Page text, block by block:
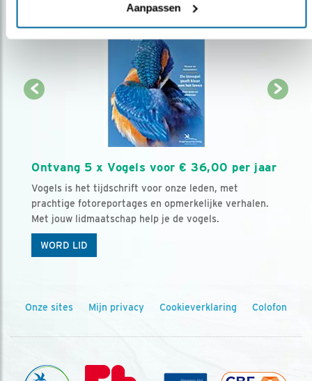
Aanpassen
Ontvang 5 x Vogels voor € 36,00 per jaar
Vogels is het tijdschrift voor onze leden, met
prachtige fotoreportages en opmerkelijke verhalen.
Met jouw lidmaatschap help je de vogels.
WORD LID
Onze sites Mijn privacy Cookieverklaring Colofon